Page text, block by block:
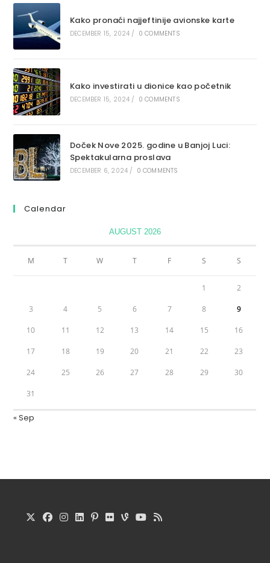
Kako pronaći najjeftinije avionske karte
DECEMBER 15, 2024 / 0 COMMENTS
Kako investirati u dionice kao početnik
DECEMBER 15, 2024 / 0 COMMENTS
Doček Nove 2025. godine u Banjoj Luci:
Spektakularna proslava
DECEMBER 6, 2024 / 0 COMMENTS
Calendar
AUGUST 2026
M T W T F S S
1 2
3 4 5 6 7 8 9
10 11 12 13 14 15 16
17 18 19 20 21 22 23
24 25 26 27 28 29 30
31
« Sep